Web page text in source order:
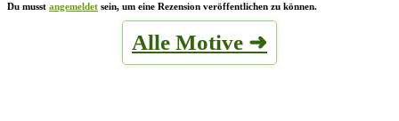
Du musst angemeldet sein, um eine Rezension veröffentlichen zu können.
Alle Motive ➜